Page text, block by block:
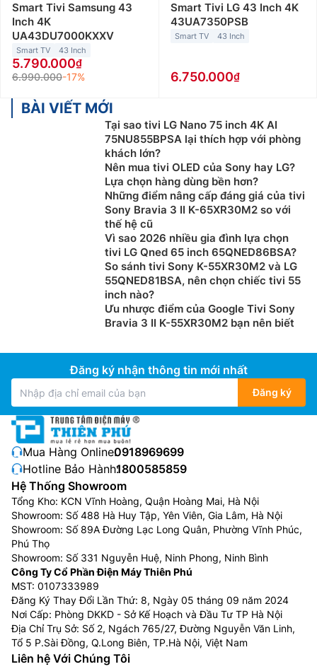
Smart Tivi Samsung 43
Inch 4K
UA43DU7000KXXV
Smart TV 43 Inch
5.790.000
6.990.000-17%
Smart Tivi LG 43 Inch 4K
43UA7350PSB
Smart TV 43 Inch
6.750.000
BÀI VIẾT MỚI
Tại sao tivi LG Nano 75 inch 4K AI
75NU855BPSA lại thích hợp với phòng
khách lớn?
Nên mua tivi OLED của Sony hay LG?
Lựa chọn hàng dùng bền hơn?
Những điểm nâng cấp đáng giá của tivi
Sony Bravia 3 II K-65XR30M2 so với
thế hệ cũ
Vì sao 2026 nhiều gia đình lựa chọn
tivi LG Qned 65 inch 65QNED86BSA?
So sánh tivi Sony K-55XR30M2 và LG
55QNED81BSA, nên chọn chiếc tivi 55
inch nào?
Ưu nhược điểm của Google Tivi Sony
Bravia 3 II K-55XR30M2 bạn nên biết
Đăng ký nhận thông tin mới nhất
Đăng ký
Mua Hàng Online:0918969699
Hotline Bảo Hành:1800585859
Hệ Thống Showroom
Tổng Kho: KCN Vĩnh Hoàng, Quận Hoàng Mai, Hà Nội
Showroom: Số 488 Hà Huy Tập, Yên Viên, Gia Lâm, Hà Nội
Showroom: Số 89A Đường Lạc Long Quân, Phường Vĩnh Phúc,
Phú Thọ
Showroom: Số 331 Nguyễn Huệ, Ninh Phong, Ninh Bình
Công Ty Cổ Phần Điện Máy Thiên Phú
MST: 0107333989
Đăng Ký Thay Đổi Lần Thứ: 8, Ngày 05 tháng 09 năm 2024
Nơi Cấp: Phòng DKKD - Sở Kế Hoạch và Đầu Tư TP Hà Nội
Địa Chỉ Trụ Sở: Số 2, Ngách 765/27, Đường Nguyễn Văn Linh,
Tổ 5 P.Sài Đồng, Q.Long Biên, TP.Hà Nội, Việt Nam
Liên hệ Với Chúng Tôi